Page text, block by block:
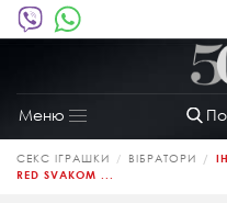
Меню
Toggle
navigation
СЕКС ІГРАШКИ ВІБРАТОРИ
RED SVAKOM ...